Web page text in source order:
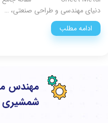
دنیای مهندسی و طراحی صنعتی، …
ادامه مطلب
مهندس
شمشیری